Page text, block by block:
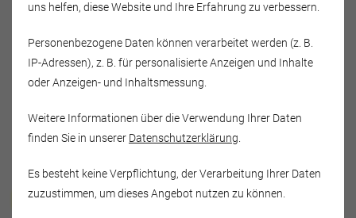
Musikschule Fröhlich
uns helfen, diese Website und Ihre Erfahrung zu verbessern.
Personenbezogene Daten können verarbeitet werden (z. B.
IP-Adressen), z. B. für personalisierte Anzeigen und Inhalte
oder Anzeigen- und Inhaltsmessung.
Weitere Informationen über die Verwendung Ihrer Daten
finden Sie in unserer Datenschutzerklärung
Es besteht keine Verpflichtung, der Verarbeitung Ihrer Daten
zuzustimmen, um dieses Angebot nutzen zu können.